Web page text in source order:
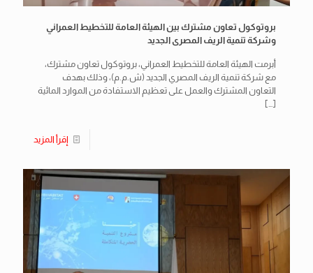
بروتوكول تعاون مشترك بين الهيئة العامة للتخطيط العمراني
وشركة تنمية الريف المصرى الجديد
أبرمت الهيئة العامة للتخطيط العمراني، بروتوكول تعاون مشترك،
مع شركة تنمية الريف المصري الجديد (ش.م.م)، وذلك بهدف
التعاون المشترك والعمل على تعظيم الاستفادة من الموارد المائية
[…]
إقرأ المزيد